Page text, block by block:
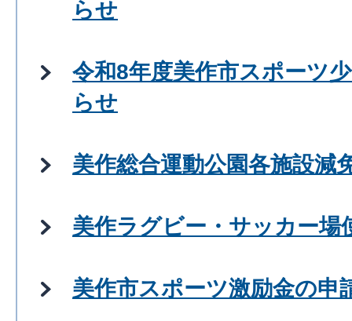
らせ
令和8年度美作市スポーツ
らせ
美作総合運動公園各施設減
美作ラグビー・サッカー場
美作市スポーツ激励金の申